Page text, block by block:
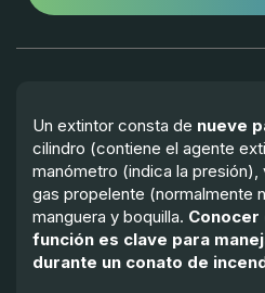
Un extintor consta de nueve
cilindro (contiene el agente
manómetro (indica la presión),
gas propelente (normalmente
manguera y boquilla. Conocer
función es clave para
durante un conato de